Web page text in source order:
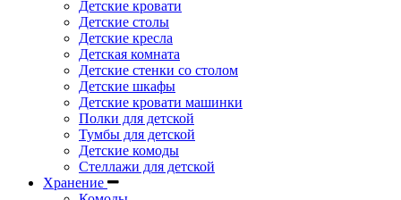
Детские кровати
Детские столы
Детские кресла
Детская комната
Детские стенки со столом
Детские шкафы
Детские кровати машинки
Полки для детской
Тумбы для детской
Детские комоды
Стеллажи для детской
Хранение